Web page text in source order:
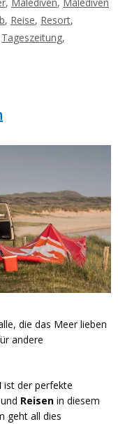
, Reise, Resort,
Tageszeitung,
die das Meer lieben
andere
ist der perfekte
Reisen in diesem
geht all dies